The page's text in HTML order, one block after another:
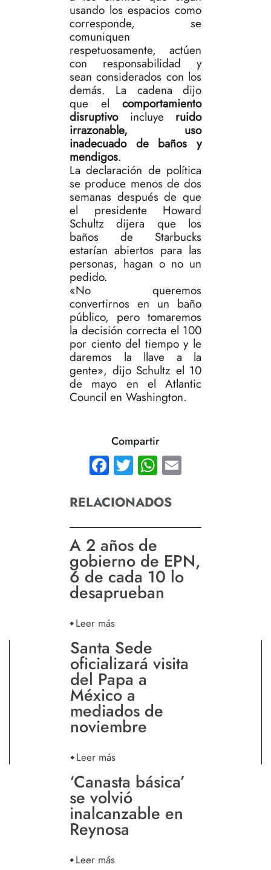
usando los espacios como
corresponde, se
comuniquen
respetuosamente, actúen
con responsabilidad y
sean considerados con los
demás. La cadena dijo
que el comportamiento
disruptivo incluye ruido
irrazonable, uso
inadecuado de baños y
mendigos.
La declaración de política
se produce menos de dos
semanas después de que
el presidente Howard
Schultz dijera que los
baños de Starbucks
estarían abiertos para las
personas, hagan o no un
pedido.
«No queremos
convertirnos en un baño
público, pero tomaremos
la decisión correcta el 100
por ciento del tiempo y le
daremos la llave a la
gente», dijo Schultz el 10
de mayo en el Atlantic
Council en Washington.
Compartir
Facebook
TwitterWhatsApp
RELACIONADOS
A 2 años de
gobierno de EPN,
6 de cada 10 lo
desaprueban
Leer más
Santa Sede
oficializará visita
del Papa a
México a
mediados de
noviembre
Leer más
‘Canasta básica’
se volvió
inalcanzable en
Reynosa
Leer más